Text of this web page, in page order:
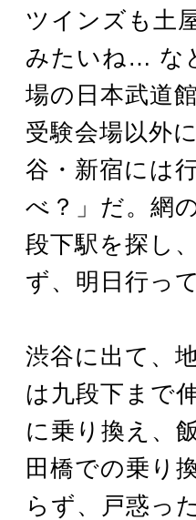
ツインズも土
みたいね… な
場の日本武道
受験会場以外
谷・新宿には
べ？」だ。網
段下駅を探し
ず、明日行っ
渋谷に出て、
は九段下まで
に乗り換え、
田橋での乗り
らず、戸惑っ